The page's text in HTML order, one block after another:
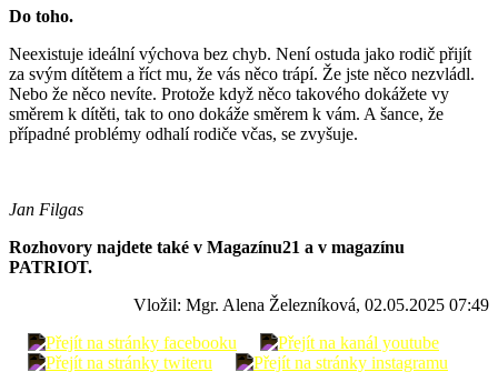
Do toho.
Neexistuje ideální výchova bez chyb. Není ostuda jako rodič přijít
za svým dítětem a říct mu, že vás něco trápí. Že jste něco nezvládl.
Nebo že něco nevíte. Protože když něco takového dokážete vy
směrem k dítěti, tak to ono dokáže směrem k vám. A šance, že
případné problémy odhalí rodiče včas, se zvyšuje.
Jan Filgas
Rozhovory najdete také v Magazínu21 a v magazínu
PATRIOT.
Vložil: Mgr. Alena Železníková, 02.05.2025 07:49